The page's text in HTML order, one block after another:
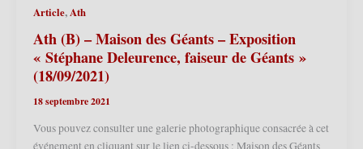
–
Journées
du
Patrimoine
2021
(19/09/2021)
Article,Ath
Ath (B) – Maison des Géants – Exposition
« Stéphane Deleurence, faiseur de Géants »
(18/09/2021)
18 septembre 2021
Vous pouvez consulter une galerie photographique consacrée à cet
événement en cliquant sur le lien ci-dessous : Maison des Géants